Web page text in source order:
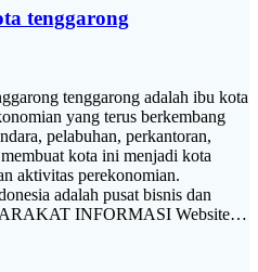
tenggarong
tenggarong adalah ibu kota
yang terus berkembang
pelabuhan, perkantoran,
kota ini menjadi kota
aktivitas perekonomian.
adalah pusat bisnis dan
INFORMASI Website…